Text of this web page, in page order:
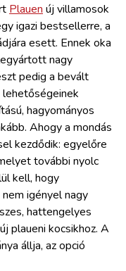
Plauen új villamosok
igazi bestsellerre, a
esett. Ennek oka
nagy
pedig a bevált
lehetőségeinek
hagyományos
Ahogy a mondás
kezdődik: egyelőre
további nyolc
kell, hogy
igényel nagy
hattengelyes
plaueni kocsikhoz. A
állja, az opció